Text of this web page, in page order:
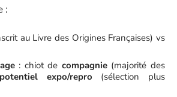
:
au Livre des Origines Françaises) vs
: chiot de compagnie(majorité des
potentiel expo/repro (sélection plus